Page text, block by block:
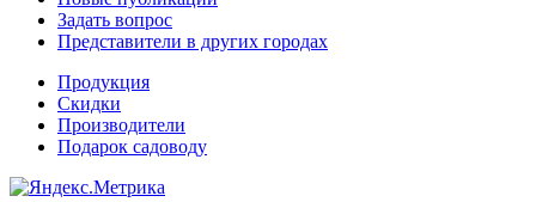
Задать вопрос
Представители в других городах
Продукция
Скидки
Производители
Подарок садоводу